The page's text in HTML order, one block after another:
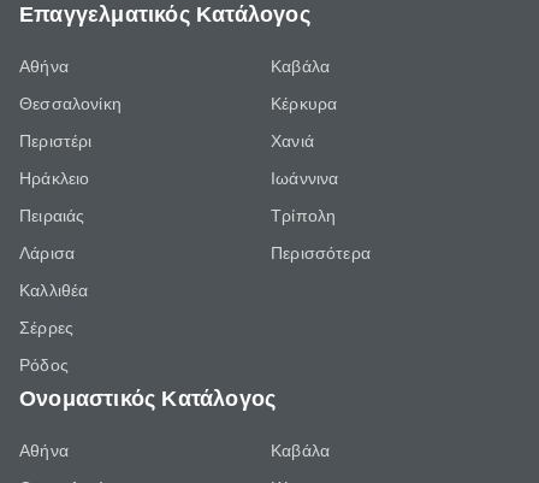
Επαγγελματικός Κατάλογος
Αθήνα
Θεσσαλονίκη
Περιστέρι
Ηράκλειο
Πειραιάς
Λάρισα
Καλλιθέα
Σέρρες
Ρόδος
Καβάλα
Κέρκυρα
Χανιά
Ιωάννινα
Τρίπολη
Περισσότερα
Ονομαστικός Κατάλογος
Αθήνα
Καβάλα